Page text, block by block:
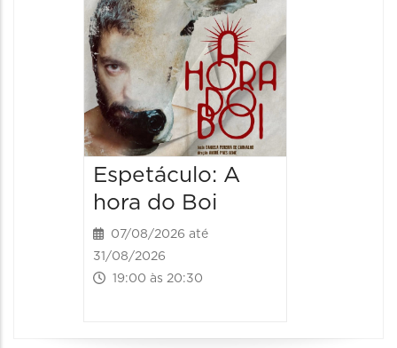
Espetáculo: A
hora do Boi
07/08/2026 até
31/08/2026
19:00 às 20:30